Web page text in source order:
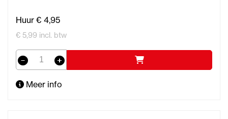
Huur € 4,95
€ 5,99 incl. btw
Meer info